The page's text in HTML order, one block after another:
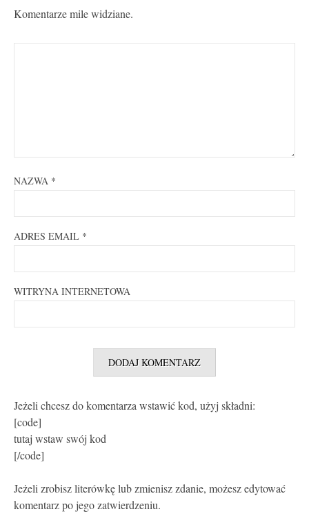
Komentarze mile widziane.
NAZWA *
ADRES EMAIL *
WITRYNA INTERNETOWA
Jeżeli chcesz do komentarza wstawić kod, użyj składni:
[code]
tutaj wstaw swój kod
[/code]
Jeżeli zrobisz literówkę lub zmienisz zdanie, możesz edytować
komentarz po jego zatwierdzeniu.